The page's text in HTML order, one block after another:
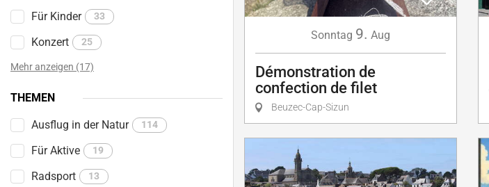
Für Kinder 33
Konzert 25
Mehr anzeigen (17)
THEMEN
Ausflug in der Natur 114
Für Aktive 19
Radsport 13
Sonntag 9. Aug
Démonstration de
confection de filet
Beuzec-Cap-Sizun